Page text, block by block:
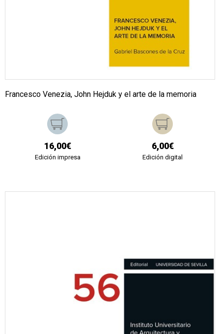
Francesco Venezia, John Hejduk y el arte de la memoria
16,00€
Edición impresa
6,00€
Edición digital